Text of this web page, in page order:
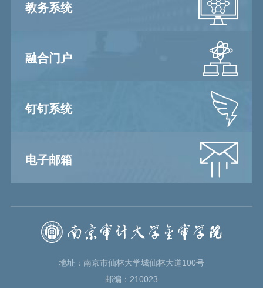
教务系统
融合门户
钉钉系统
电子邮箱
地址：南京市仙林大学城仙林大道100号
邮编：210023